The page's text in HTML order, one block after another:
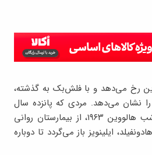
رخ می‌دهد و با فلش‌بک به گذشته،
نشان می‌دهد. مردی که پانزده سال
پس از قتل خواهرش در شب هالووین ۱۹۶۳، از بیمارستان روانی
ایلینویز باز می‌گردد تا دوباره